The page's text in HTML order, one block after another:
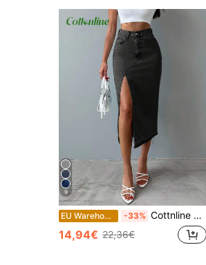
9
EU Warehouse -33% Cottnline Zíper Mosca Borda Bruta Split Thigh Saia Denim
14,94€ 22,36€